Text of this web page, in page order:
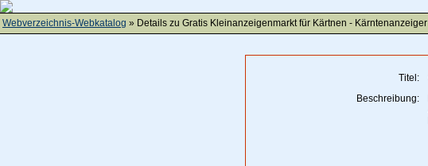
Webverzeichnis-Webkatalog » Details zu Gratis Kleinanzeigenmarkt für Kärtnen - Kärntenanzeiger
Titel:
Beschreibung: